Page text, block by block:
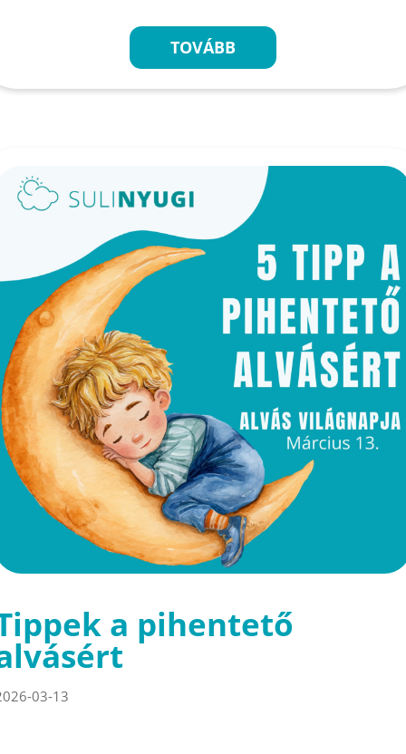
TOVÁBB
a pihentető
03-13